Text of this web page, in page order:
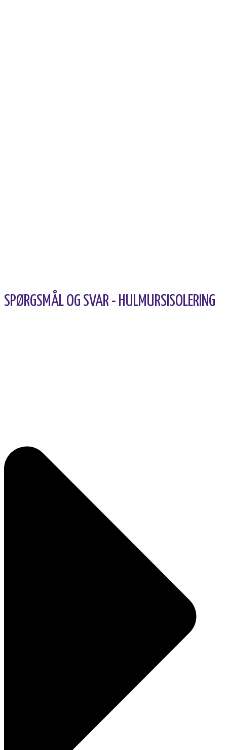
SPØRGSMÅL OG SVAR - HULMURSISOLERING